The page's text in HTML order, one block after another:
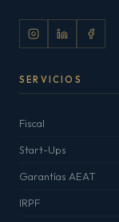
SERVICIOS
Fiscal
Start-Ups
Garantías AEAT
IRPF